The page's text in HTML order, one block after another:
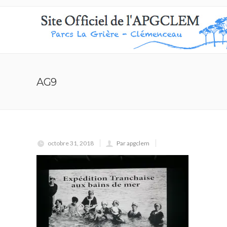
AG9
octobre 31, 2018 Par apgclem